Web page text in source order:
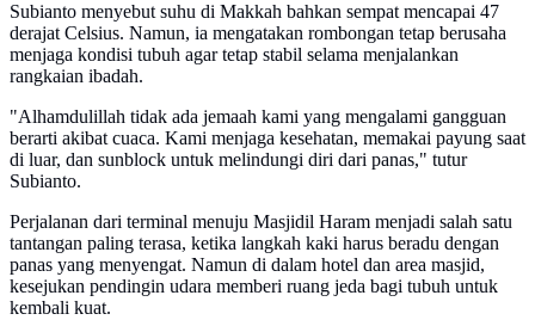
Subianto menyebut suhu di Makkah bahkan sempat mencapai 47
derajat Celsius. Namun, ia mengatakan rombongan tetap berusaha
menjaga kondisi tubuh agar tetap stabil selama menjalankan
rangkaian ibadah.
"Alhamdulillah tidak ada jemaah kami yang mengalami gangguan
berarti akibat cuaca. Kami menjaga kesehatan, memakai payung saat
di luar, dan sunblock untuk melindungi diri dari panas," tutur
Subianto.
Perjalanan dari terminal menuju Masjidil Haram menjadi salah satu
tantangan paling terasa, ketika langkah kaki harus beradu dengan
panas yang menyengat. Namun di dalam hotel dan area masjid,
kesejukan pendingin udara memberi ruang jeda bagi tubuh untuk
kembali kuat.